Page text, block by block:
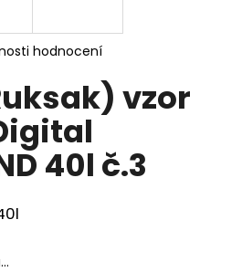
hodnocení
vzor
40l č.3